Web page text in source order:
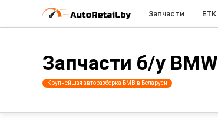
Запчасти ETK
Запчасти б/у BMW
Крупнейшая авторазборка БМВ в Беларуси